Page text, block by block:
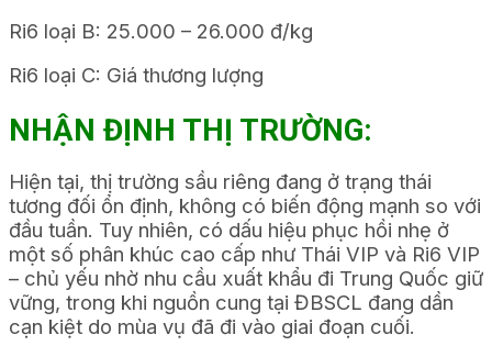
Ri6 loại B: 25.000 – 26.000 đ/kg
Ri6 loại C: Giá thương lượng
NHẬN ĐỊNH THỊ TRƯỜNG:
Hiện tại, thị trường sầu riêng đang ở trạng thái
tương đối ổn định, không có biến động mạnh so với
đầu tuần. Tuy nhiên, có dấu hiệu phục hồi nhẹ ở
một số phân khúc cao cấp như Thái VIP và Ri6 VIP
– chủ yếu nhờ nhu cầu xuất khẩu đi Trung Quốc giữ
vững, trong khi nguồn cung tại ĐBSCL đang dần
cạn kiệt do mùa vụ đã đi vào giai đoạn cuối.